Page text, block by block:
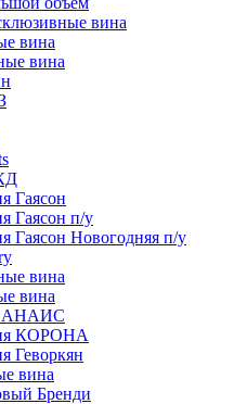
вина
вина
вина
Гаясон
Гаясон п/у
Гаясон Новогодняя п/у
вина
вина
КОРОНА
Геворкян
вина
Бренди